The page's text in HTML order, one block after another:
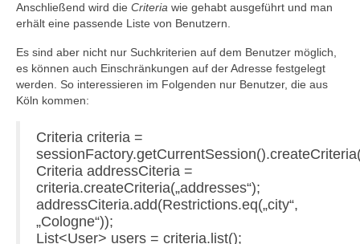
Anschließend wird die Criteria wie gehabt ausgeführt und man
erhält eine passende Liste von Benutzern.
Es sind aber nicht nur Suchkriterien auf dem Benutzer möglich,
es können auch Einschränkungen auf der Adresse festgelegt
werden. So interessieren im Folgenden nur Benutzer, die aus
Köln kommen:
Criteria criteria =
Criteria addressCiteria =
criteria.createCriteria(„addresses“);
addressCiteria.add(Restrictions.eq(„city“,
„Cologne“));
List<User> users = criteria.list();